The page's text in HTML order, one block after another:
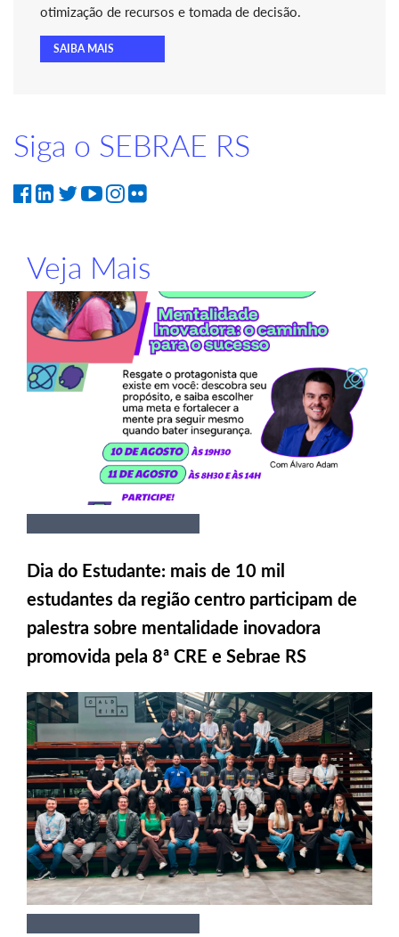
otimização de recursos e tomada de decisão.
SAIBA MAIS
Siga o SEBRAE RS
Veja Mais
Dia do Estudante: mais de 10 mil
estudantes da região centro participam de
palestra sobre mentalidade inovadora
promovida pela 8ª CRE e Sebrae RS